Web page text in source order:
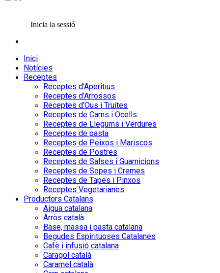
Inicia la sessió
Inici
Notícies
Receptes
Receptes d’Aperitius
Receptes d’Arrossos
Receptes d’Ous i Truites
Receptes de Carns i Ocells
Receptes de Llegums i Verdures
Receptes de pasta
Receptes de Peixos i Mariscos
Receptes de Postres
Receptes de Salses i Guarnicions
Receptes de Sopes i Cremes
Receptes de Tapes i Pinxos
Receptes Vegetarianes
Productors Catalans
Aigua catalana
Arròs català
Base, massa i pasta catalana
Begudes Espirituoses Catalanes
Cafè i infusió catalana
Caragol català
Caramel català